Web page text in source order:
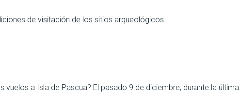
de visitación de los sitios arqueológicos…
a Isla de Pascua? El pasado 9 de diciembre, durante la última…